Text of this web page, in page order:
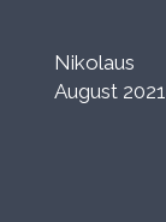
Nikolaus
August 2021